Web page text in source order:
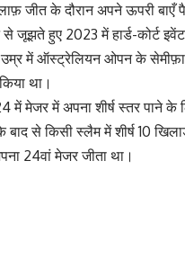
जीत के दौरान अपने ऊपरी बाएँ
हुए 2023 में हार्ड-कोर्ट इवेंट
उम्र में ऑस्ट्रेलियन ओपन के
था।
में मेजर में अपना शीर्ष स्तर पाने के
से किसी स्लैम में शीर्ष 10
24वां मेजर जीता था।